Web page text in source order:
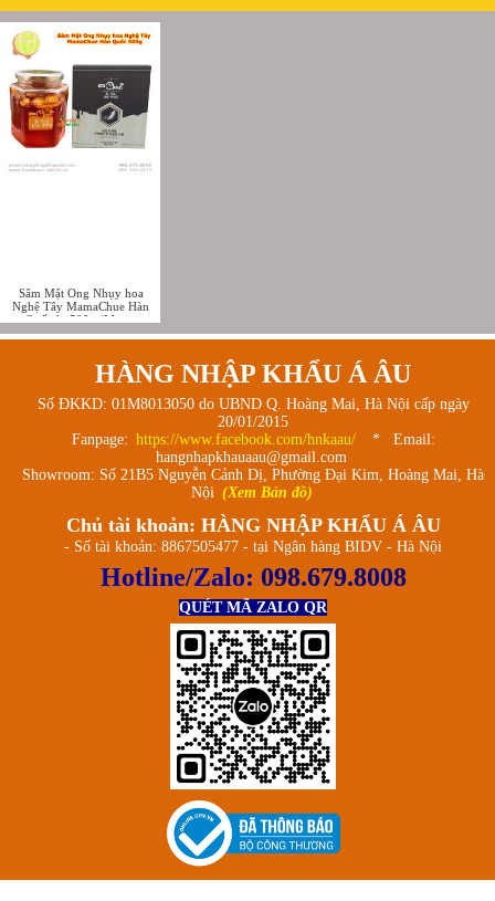
Sâm Mật Ong Nhụy hoa
Nghệ Tây MamaChue Hàn
Quốc lọ 500g (Mama
Chue/Mama Chuê)
HÀNG NHẬP KHẨU Á ÂU
Số ĐKKD: 01M8013050 do UBND Q. Hoàng Mai, Hà Nội cấp ngày
20/01/2015
Fanpage: https://www.facebook.com/hnkaau/
* Email:
hangnhapkhauaau@gmail.com
Showroom: Số 21B5 Nguyễn Cảnh Dị, Phường Đại Kim, Hoàng Mai, Hà
Nội (Xem Bản đồ)
Chủ tài khoản: HÀNG NHẬP KHẨU Á ÂU
- Số tài khoản: 8867505477 - tại Ngân hàng BIDV - Hà Nội
Hotline/Zalo: 098.679.8008
QUÉT MÃ ZALO QR